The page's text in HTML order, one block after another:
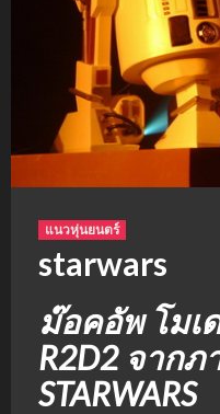
แนวหุ่นยนตร์
starwars
ม๊อคอัพ โมเ
R2D2 จาก
STARWARS